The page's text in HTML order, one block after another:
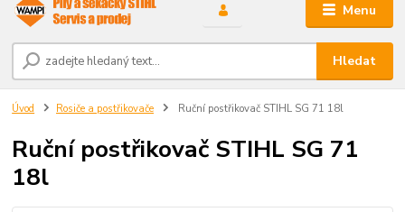
Menu
Hledat
Úvod Rosiče a postřikovače Ruční postřikovač STIHL SG 71 18l
Ruční postřikovač STIHL SG 71
18l